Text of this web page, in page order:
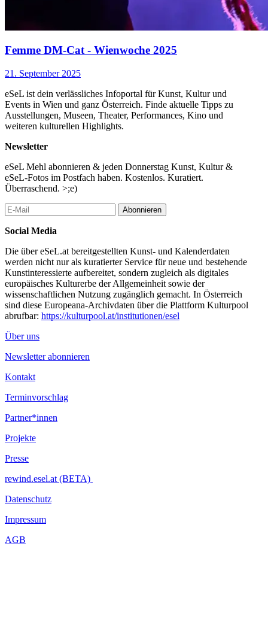
Femme DM-Cat - Wienwoche 2025
21. September 2025
eSeL ist dein verlässliches Infoportal für Kunst, Kultur und
Events in Wien und ganz Österreich. Finde aktuelle Tipps zu
Ausstellungen, Museen, Theater, Performances, Kino und
weiteren kulturellen Highlights.
Newsletter
eSeL Mehl abonnieren & jeden Donnerstag Kunst, Kultur &
eSeL-Fotos im Postfach haben. Kostenlos. Kuratiert.
Überraschend. >;e)
Abonnieren
Social Media
Die über eSeL.at bereitgestellten Kunst- und Kalenderdaten
werden nicht nur als kuratierter Service für neue und bestehende
Kunstinteressierte aufbereitet, sondern zugleich als digitales
europäisches Kulturerbe der Allgemeinheit sowie der
wissenschaftlichen Nutzung zugänglich gemacht. In Österreich
sind diese Europeana-Archivdaten über die Plattform Kulturpool
abrufbar: https://kulturpool.at/institutionen/esel
Über uns
Newsletter abonnieren
Kontakt
Terminvorschlag
Partner*innen
Projekte
Presse
rewind.esel.at (BETA)
Datenschutz
Impressum
AGB